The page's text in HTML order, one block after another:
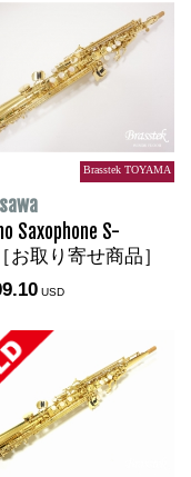
Brasstek TOYAMA
Saxophone S-
お取り寄せ商品］
USD